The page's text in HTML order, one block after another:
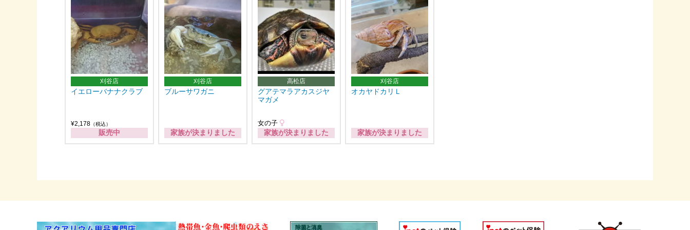
刈谷店
イエローバナナクラブ
¥2,178 （税込）
販売中
刈谷店
ブルーサワガニ
家族が決まりました
高松店
グアテマラアカスジヤ
マガメ
女の子
家族が決まりました
刈谷店
オカヤドカリＬ
家族が決まりました